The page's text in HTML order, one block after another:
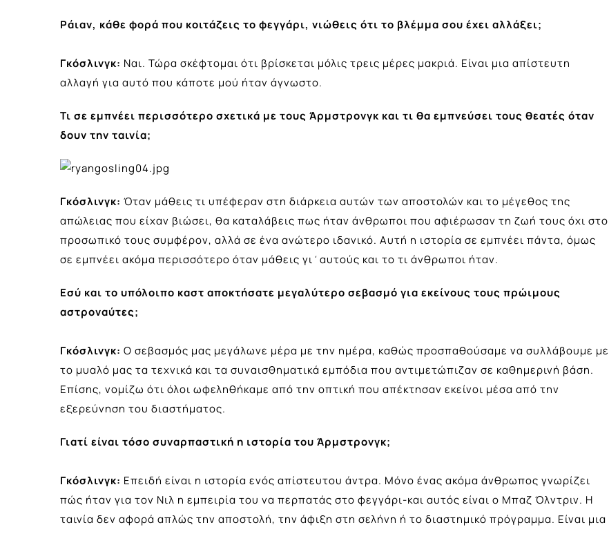
Ράιαν, κάθε φορά που κοιτάζεις το φεγγάρι, νιώθεις ότι το βλέμμα σου έχει αλλάξει;
Γκόσλινγκ: Ναι. Τώρα σκέφτομαι ότι βρίσκεται μόλις τρεις μέρες μακριά. Είναι μια απίστευτη
αλλαγή για αυτό που κάποτε μού ήταν άγνωστο.
Τι σε εμπνέει περισσότερο σχετικά με τους Άρμστρονγκ και τι θα εμπνεύσει τους θεατές όταν
δουν την ταινία;
Γκόσλινγκ: Όταν μάθεις τι υπέφεραν στη διάρκεια αυτών των αποστολών και το μέγεθος της
απώλειας που είχαν βιώσει, θα καταλάβεις πως ήταν άνθρωποι που αφιέρωσαν τη ζωή τους όχι στο
προσωπικό τους συμφέρον, αλλά σε ένα ανώτερο ιδανικό. Αυτή η ιστορία σε εμπνέει πάντα, όμως
σε εμπνέει ακόμα περισσότερο όταν μάθεις γι΄αυτούς και το τι άνθρωποι ήταν.
Εσύ και το υπόλοιπο καστ αποκτήσατε μεγαλύτερο σεβασμό για εκείνους τους πρώιμους
αστροναύτες;
Γκόσλινγκ: Ο σεβασμός μας μεγάλωνε μέρα με την ημέρα, καθώς προσπαθούσαμε να συλλάβουμε με
το μυαλό μας τα τεχνικά και τα συναισθηματικά εμπόδια που αντιμετώπιζαν σε καθημερινή βάση.
Επίσης, νομίζω ότι όλοι ωφεληθήκαμε από την οπτική που απέκτησαν εκείνοι μέσα από την
εξερεύνηση του διαστήματος.
Γιατί είναι τόσο συναρπαστική η ιστορία του Άρμστρονγκ;
Γκόσλινγκ: Επειδή είναι η ιστορία ενός απίστευτου άντρα. Μόνο ένας ακόμα άνθρωπος γνωρίζει
πώς ήταν για τον Νιλ η εμπειρία του να περπατάς στο φεγγάρι-και αυτός είναι ο Μπαζ Όλντριν. Η
ταινία δεν αφορά απλώς την αποστολή, την άφιξη στη σελήνη ή το διαστημικό πρόγραμμα. Είναι μια